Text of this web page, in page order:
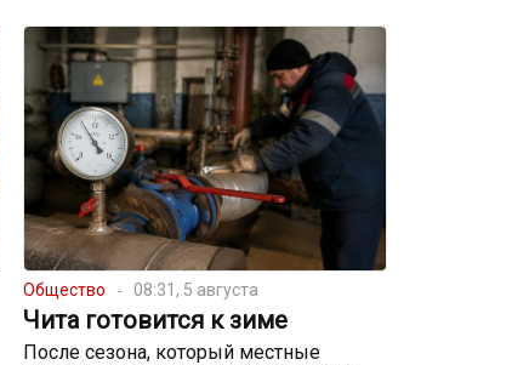
Общество 08:31, 5 августа
Чита готовится к зиме
После сезона, который местные